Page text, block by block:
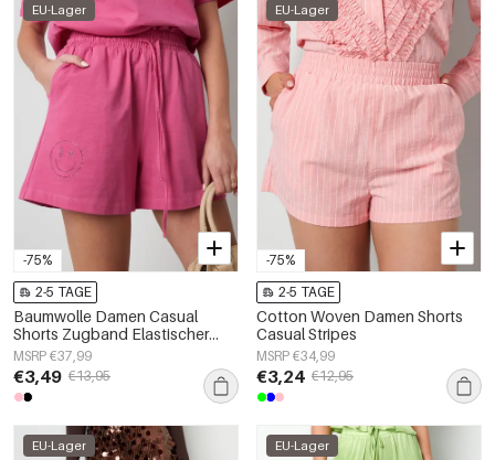
-75%
EU-Lager
2-5 TAGE
Baumwolle Damen Casual
Shorts Zugband Elastischer
Bund
MSRP €37,99
€3,49 €13,95
-75%
EU-Lager
2-5 TAGE
Cotton Woven Damen Shorts
Casual Stripes
MSRP €34,99
€3,24 €12,95
EU-Lager EU-Lager